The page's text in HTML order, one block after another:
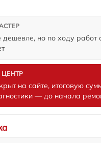
но по ходу работ
на сайте, итоговую
— до начала